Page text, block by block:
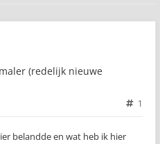
(redelijk nieuwe
1
belandde en wat heb ik hier